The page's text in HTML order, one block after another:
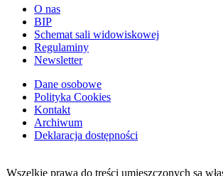
O nas
BIP
Schemat sali widowiskowej
Regulaminy
Newsletter
Dane osobowe
Polityka Cookies
Kontakt
Archiwum
Deklaracja dostępności
Wszelkie prawa do treści umieszczonych są